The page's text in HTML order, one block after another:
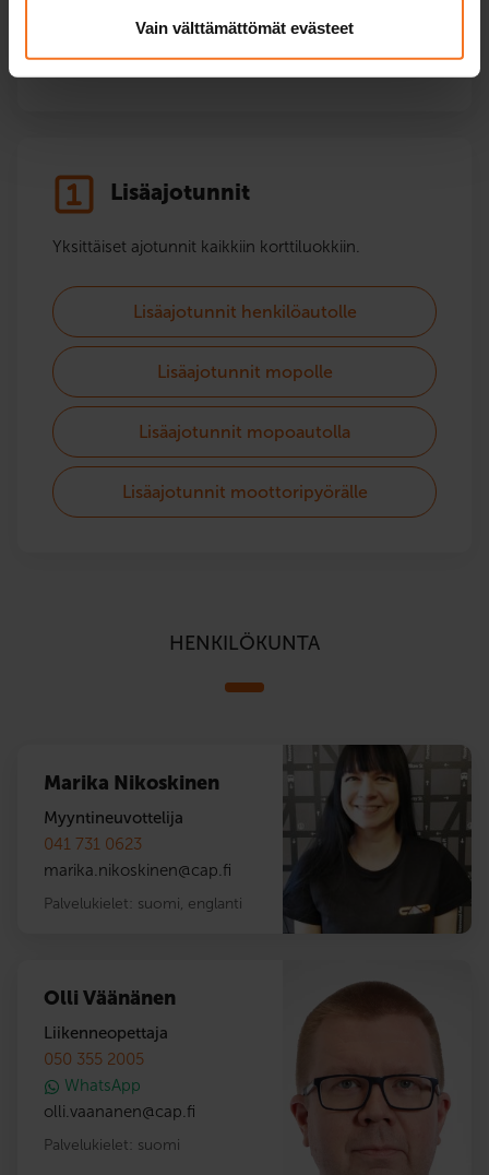
Vain välttämättömät evästeet
Lisäajotunnit
Yksittäiset ajotunnit kaikkiin korttiluokkiin.
Lisäajotunnit henkilöautolle
Lisäajotunnit mopolle
Lisäajotunnit mopoautolla
Lisäajotunnit moottoripyörälle
HENKILÖKUNTA
Marika Nikoskinen
Myyntineuvottelija
041 731 0623
marika.nikoskinen@cap.fi
Palvelukielet: suomi, englanti
Olli Väänänen
Liikenneopettaja
050 355 2005
WhatsApp
olli.vaananen@cap.fi
Palvelukielet: suomi